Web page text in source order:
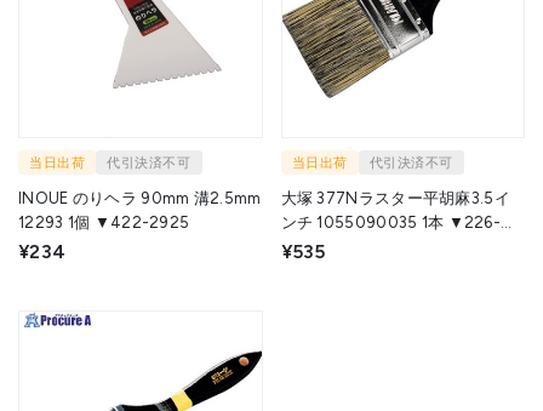
当日出荷 代引決済不可
INOUE のりヘラ 90mm 溝2.5mm
12293 1個 ▼422-2925
¥234
当日出荷 代引決済不可
大塚 377Nラスター平胡麻3.5イ
ンチ 1055090035 1本 ▼226-
9592
¥535